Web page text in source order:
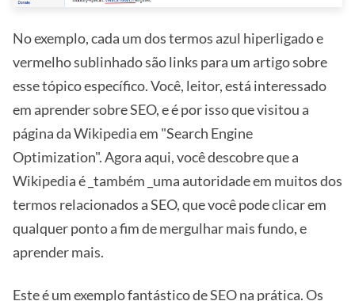
No exemplo, cada um dos termos azul hiperligado e
vermelho sublinhado são links para um artigo sobre
esse tópico específico. Você, leitor, está interessado
em aprender sobre SEO, e é por isso que visitou a
página da Wikipedia em "Search Engine
Optimization". Agora aqui, você descobre que a
Wikipedia é _também _uma autoridade em muitos dos
termos relacionados a SEO, que você pode clicar em
qualquer ponto a fim de mergulhar mais fundo, e
aprender mais.
Este é um exemplo fantástico de SEO na prática. Os